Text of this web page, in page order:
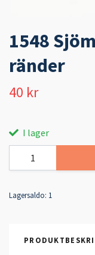
1548
ränder
40 kr
I lager
Lagersaldo: 1